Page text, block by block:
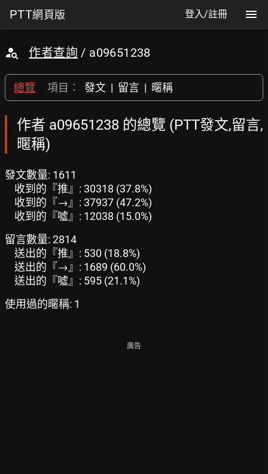
PTT網頁版 登入/註冊
作者查詢 / a09651238
總覽 項目： 發文 | 留言 | 暱稱
作者 a09651238 的總覽 (PTT發文,留言,
暱稱)
發文數量: 1611
收到的『推』: 30318 (37.8%)
收到的『→』: 37937 (47.2%)
收到的『噓』: 12038 (15.0%)
留言數量: 2814
送出的『推』: 530 (18.8%)
送出的『→』: 1689 (60.0%)
送出的『噓』: 595 (21.1%)
使用過的暱稱: 1
廣告